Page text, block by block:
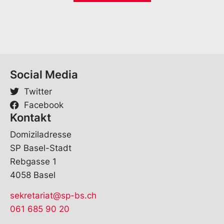
Social Media
Twitter
Facebook
Kontakt
Domiziladresse
SP Basel-Stadt
Rebgasse 1
4058 Basel
sekretariat@sp-bs.ch
061 685 90 20